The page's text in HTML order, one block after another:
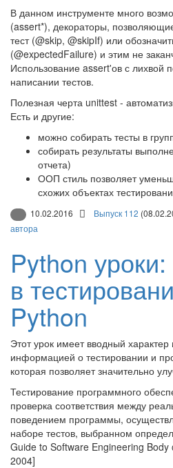
В данном инструменте много
(assert*), декораторы,
тест (@skip, @skipIf) или
(@expectedFailure) и этим не
Использование assert'ов с лихвой
написании тестов.
Полезная черта unittest -
Есть и другие:
можно собирать тесты в
собирать результаты
отчета)
ООП стиль позволяет
схожих объектах
10.02.2016 Выпуск 112
автора
Python
в
Python
Этот урок имеет вводный
информацией о тестировании и
которая позволяет значительно
Тестирование программного
проверка соответствия между
поведением программы,
наборе тестов, выбранном
Guide to Software Engineering Body
2004]